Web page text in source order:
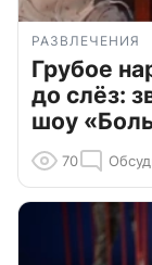
РАЗВЛЕЧЕНИЯ
Грубое
до слёз:
шоу
70